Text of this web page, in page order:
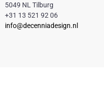
5049 NL Tilburg
+31 13 521 92 06
info@decenniadesign.nl